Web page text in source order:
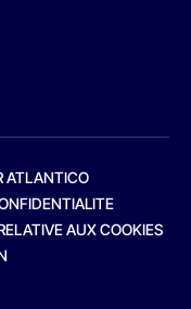
ATLANTICO
AUX COOKIES